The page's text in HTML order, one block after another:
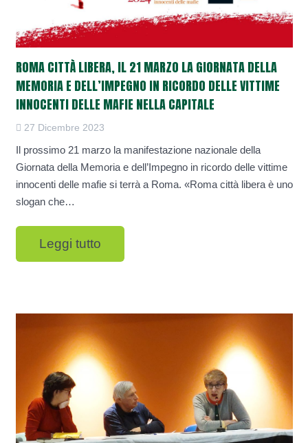
ROMA CITTÀ LIBERA, IL 21 MARZO LA GIORNATA DELLA
MEMORIA E DELL’IMPEGNO IN RICORDO DELLE VITTIME
INNOCENTI DELLE MAFIE NELLA CAPITALE
27 Dicembre 2023
Il prossimo 21 marzo la manifestazione nazionale della
Giornata della Memoria e dell’Impegno in ricordo delle vittime
innocenti delle mafie si terrà a Roma. «Roma città libera è uno
slogan che…
Leggi tutto